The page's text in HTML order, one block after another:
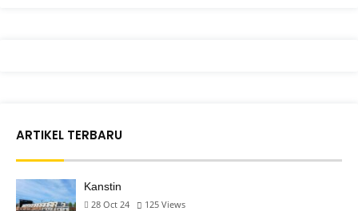
ARTIKEL TERBARU
Kanstin
28 Oct 24 125 Views